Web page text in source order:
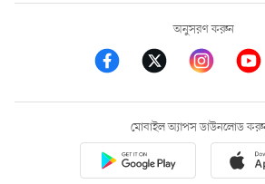
অনুসরণ করুন
মোবাইল অ্যাপস ডাউনলোড